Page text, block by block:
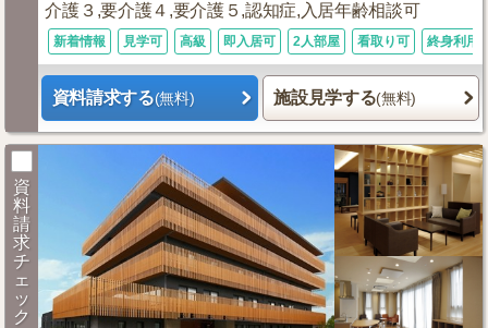
介護３,要介護４,要介護５,認知症,入居年齢相談可
新着情報 見学可 高級 即入居可 2人部屋 看取り可 終身利用
資料請求する(無料) 施設見学する(無料)
資
料
請
求
チ
ェ
ッ
ク